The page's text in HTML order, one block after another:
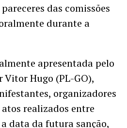
das comissões
durante a
apresentada pelo
Vitor Hugo (PL-GO),
organizadores
realizados entre
data da futura sanção,